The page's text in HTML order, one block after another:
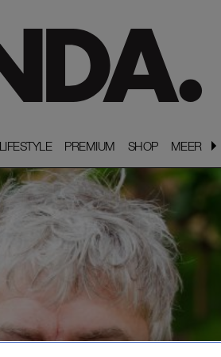
LIFESTYLE
LIFESTYLE PREMIUM
PREMIUM SHOP
SHOP MEER
MEER